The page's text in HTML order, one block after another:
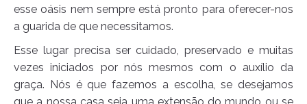
esse oásis nem sempre está pronto para oferecer-nos
a guarida de que necessitamos.
Esse lugar precisa ser cuidado, preservado e muitas
vezes iniciados por nós mesmos com o auxílio da
graça. Nós é que fazemos a escolha, se desejamos